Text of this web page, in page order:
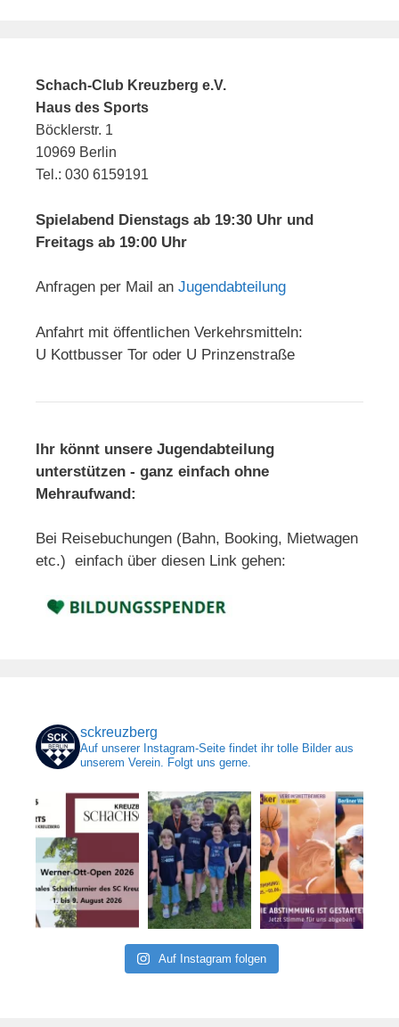
Schach-Club Kreuzberg e.V.
Haus des Sports
Böcklerstr. 1
10969 Berlin
Tel.: 030 6159191
Spielabend Dienstags ab 19:30 Uhr und
Freitags ab 19:00 Uhr
Anfragen per Mail an Jugendabteilung
Anfahrt mit öffentlichen Verkehrsmitteln:
U Kottbusser Tor oder U Prinzenstraße
Ihr könnt unsere Jugendabteilung
unterstützen - ganz einfach ohne
Mehraufwand:
Bei Reisebuchungen (Bahn, Booking, Mietwagen
etc.) einfach über diesen Link gehen:
sckreuzberg
Auf unserer Instagram-Seite findet ihr tolle Bilder aus
unserem Verein. Folgt uns gerne.
Auf Instagram folgen